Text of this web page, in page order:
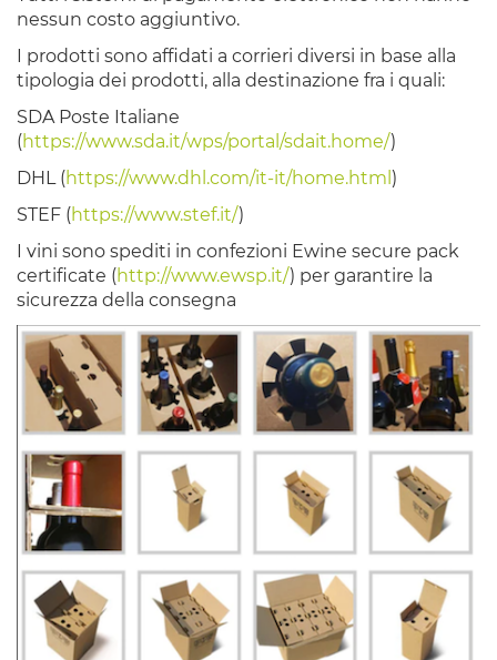
nessun costo aggiuntivo.
I prodotti sono affidati a corrieri diversi in base alla
tipologia dei prodotti, alla destinazione fra i quali:
SDA Poste Italiane
(https://www.sda.it/wps/portal/sdait.home/)
DHL (https://www.dhl.com/it-it/home.html )
STEF (https://www.stef.it/)
I vini sono spediti in confezioni Ewine secure pack
certificate (http://www.ewsp.it/) per garantire la
sicurezza della consegna